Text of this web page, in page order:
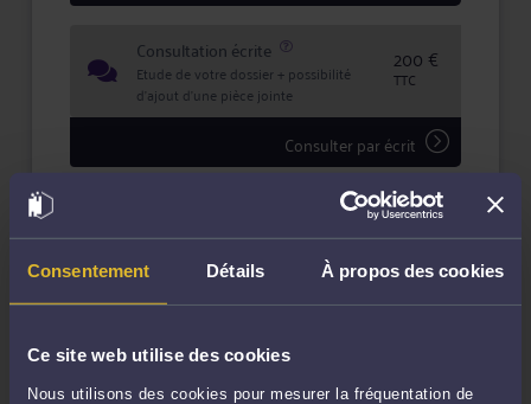
Consentement Détails À propos des cookies
Ce site web utilise des cookies
Nous utilisons des cookies pour mesurer la fréquentation de
Consultation écrite
Etude de votre dossier + possibilité
d'ajout d'une pièce jointe
200 €
TTC
Consulter par écrit
Compétences
Droit immobilier